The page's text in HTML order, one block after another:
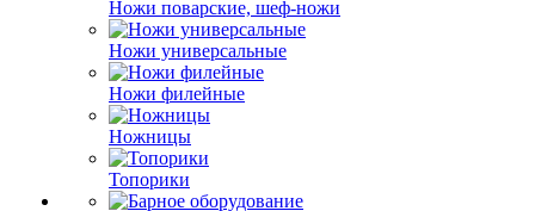
Ножи поварские, шеф-ножи
Ножи универсальные
Ножи филейные
Ножницы
Топорики